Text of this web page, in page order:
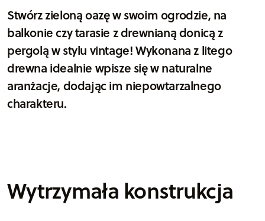
Stwórz zieloną oazę w swoim ogrodzie, na
balkonie czy tarasie z drewnianą donicą z
pergolą w stylu vintage! Wykonana z litego
drewna idealnie wpisze się w naturalne
aranżacje, dodając im niepowtarzalnego
charakteru.
Wytrzymała konstrukcja